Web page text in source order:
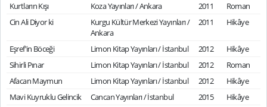
Kurtların Kışı
Koza Yayınları / Ankara 2011
Roman
Cin Ali Diyor ki
Kurgu Kültür Merkezi Yayınları /
Ankara
2011 Hikâye
Eşref'in Böceği Limon Kitap Yayınları / İstanbul 2012
Hikâye
Sihirli Pınar
Limon Kitap Yayınları / İstanbul 2012
Roman
Afacan Maymun
Limon Kitap Yayınları / İstanbul 2012
Hikâye
Mavi Kuyruklu Gelincik
Cancan Yayınları / İstanbul 2015
Hikâye